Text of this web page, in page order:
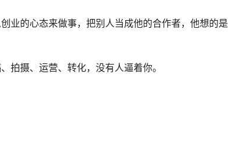
业的心态来做事，把别人当成他的合作者，他想的是
拍摄、运营、转化，没有人逼着你。